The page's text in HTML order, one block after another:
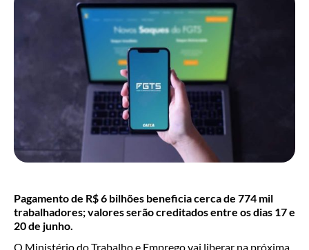
Pagamento de R$ 6 bilhões beneficia cerca de 774 mil
trabalhadores; valores serão creditados entre os dias 17 e
20 de junho.
O Ministério do Trabalho e Emprego vai liberar na próxima